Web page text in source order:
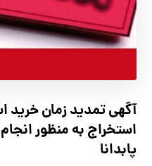
آگهي تمدید زمان
استخراج به منظور
پابدانا